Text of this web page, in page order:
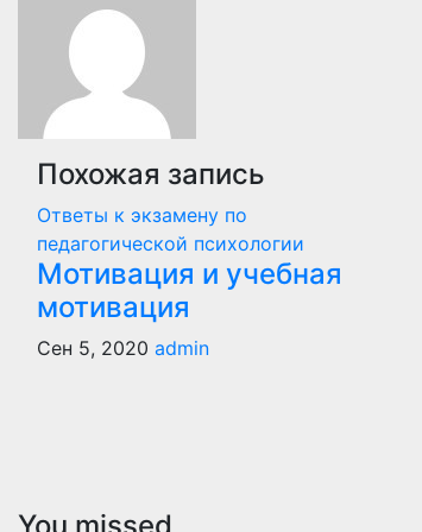
записям
Похожая запись
Ответы к экзамену по
педагогической психологии
Мотивация и учебная
мотивация
Сен 5, 2020 admin